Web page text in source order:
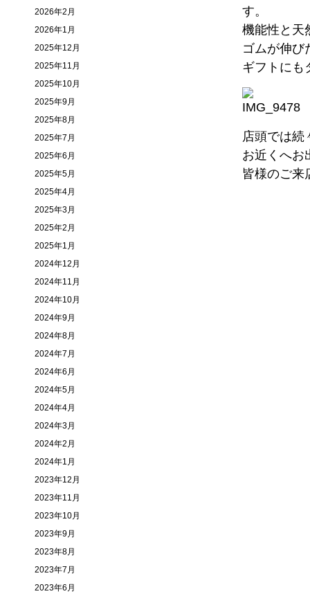
す。
機能性と天
ゴムが伸び
ギフトにも
店頭では続
お近くへお
皆様のご来
2026年2月
2026年1月
2025年12月
2025年11月
2025年10月
2025年9月
2025年8月
2025年7月
2025年6月
2025年5月
2025年4月
2025年3月
2025年2月
2025年1月
2024年12月
2024年11月
2024年10月
2024年9月
2024年8月
2024年7月
2024年6月
2024年5月
2024年4月
2024年3月
2024年2月
2024年1月
2023年12月
2023年11月
2023年10月
2023年9月
2023年8月
2023年7月
2023年6月